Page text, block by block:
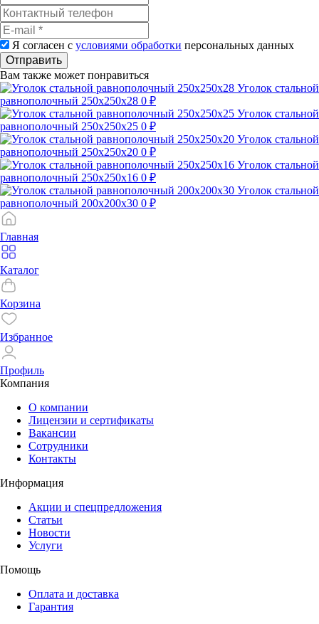
Я согласен с условиями обработки персональных данных
Отправить
Вам также может понравиться
Уголок стальной
равнополочный 250х250х28 0 ₽
Уголок стальной
равнополочный 250х250х25 0 ₽
Уголок стальной
равнополочный 250х250х20 0 ₽
Уголок стальной
равнополочный 250х250х16 0 ₽
Уголок стальной
равнополочный 200х200х30 0 ₽
Главная
Каталог
Корзина
Избранное
Профиль
Компания
О компании
Лицензии и сертификаты
Вакансии
Сотрудники
Контакты
Информация
Акции и спецпредложения
Статьи
Новости
Услуги
Помощь
Оплата и доставка
Гарантия